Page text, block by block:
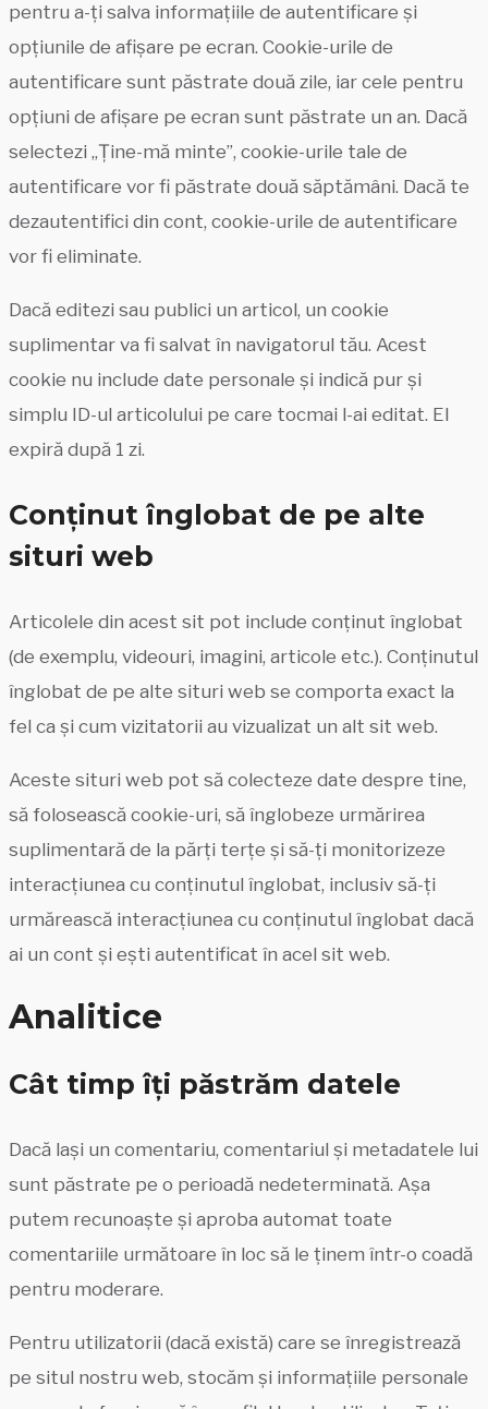
pentru a-ți salva informațiile de autentificare și
opțiunile de afișare pe ecran. Cookie-urile de
autentificare sunt păstrate două zile, iar cele pentru
opțiuni de afișare pe ecran sunt păstrate un an. Dacă
selectezi „Ține-mă minte”, cookie-urile tale de
autentificare vor fi păstrate două săptămâni. Dacă te
dezautentifici din cont, cookie-urile de autentificare
vor fi eliminate.
Dacă editezi sau publici un articol, un cookie
suplimentar va fi salvat în navigatorul tău. Acest
cookie nu include date personale și indică pur și
simplu ID-ul articolului pe care tocmai l-ai editat. El
expiră după 1 zi.
Conținut înglobat de pe alte
situri web
Articolele din acest sit pot include conținut înglobat
(de exemplu, videouri, imagini, articole etc.). Conținutul
înglobat de pe alte situri web se comporta exact la
fel ca și cum vizitatorii au vizualizat un alt sit web.
Aceste situri web pot să colecteze date despre tine,
să folosească cookie-uri, să înglobeze urmărirea
suplimentară de la părți terțe și să-ți monitorizeze
interacțiunea cu conținutul înglobat, inclusiv să-ți
urmărească interacțiunea cu conținutul înglobat dacă
ai un cont și ești autentificat în acel sit web.
Analitice
Cât timp îți păstrăm datele
Dacă lași un comentariu, comentariul și metadatele lui
sunt păstrate pe o perioadă nedeterminată. Așa
putem recunoaște și aproba automat toate
comentariile următoare în loc să le ținem într-o coadă
pentru moderare.
Pentru utilizatorii (dacă există) care se înregistrează
pe situl nostru web, stocăm și informațiile personale